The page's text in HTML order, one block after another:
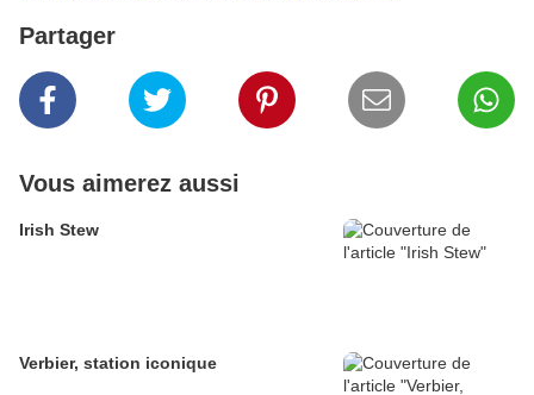
Partager
Vous aimerez aussi
Irish Stew
Verbier, station iconique